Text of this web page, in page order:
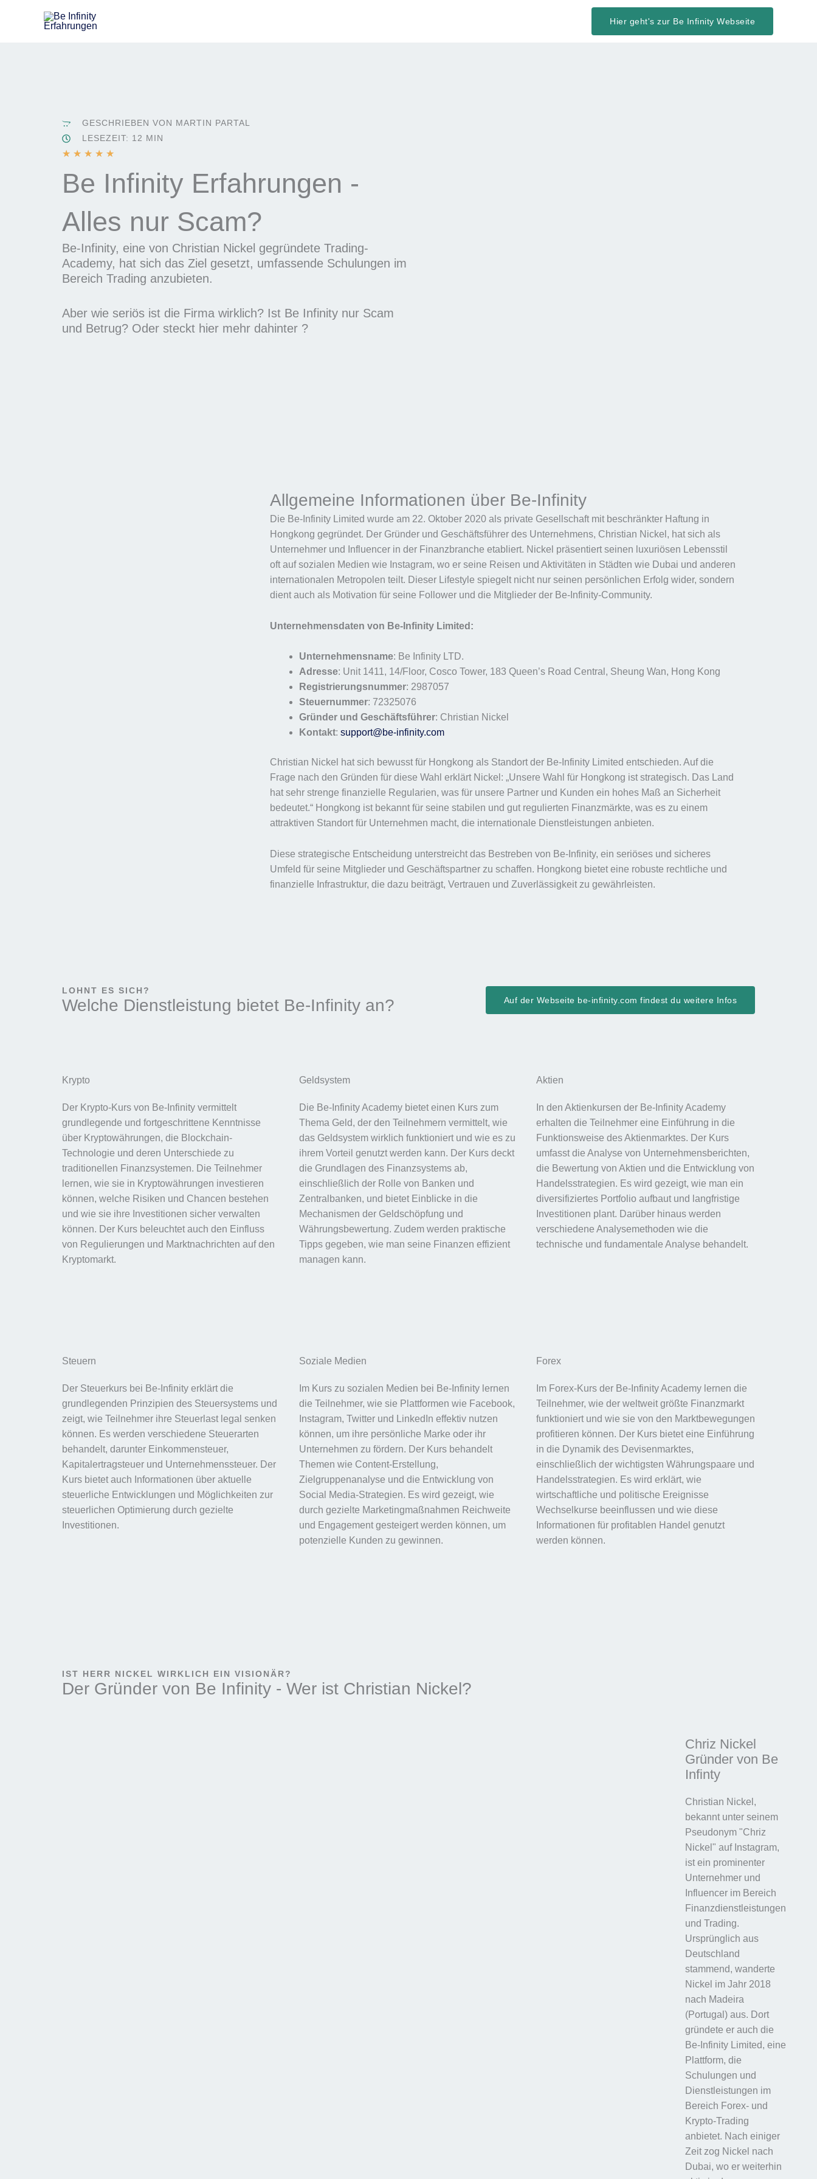
Hier geht's zur Be Infinity Webseite
GESCHRIEBEN VON MARTIN PARTAL
LESEZEIT: 12 MIN
★ ★ ★ ★ ★
w
t
e
m
5
v
Be Infinity Erfahrungen -
Alles nur Scam?
Be-Infinity, eine von Christian Nickel gegründete Trading-
Academy, hat sich das Ziel gesetzt, umfassende Schulungen im
Bereich Trading anzubieten.
Aber wie seriös ist die Firma wirklich? Ist Be Infinity nur Scam
und Betrug? Oder steckt hier mehr dahinter ?
Allgemeine Informationen über Be-Infinity
Die Be-Infinity Limited wurde am 22. Oktober 2020 als private Gesellschaft mit beschränkter Haftung in
Hongkong gegründet. Der Gründer und Geschäftsführer des Unternehmens, Christian Nickel, hat sich als
Unternehmer und Influencer in der Finanzbranche etabliert. Nickel präsentiert seinen luxuriösen Lebensstil
oft auf sozialen Medien wie Instagram, wo er seine Reisen und Aktivitäten in Städten wie Dubai und anderen
internationalen Metropolen teilt. Dieser Lifestyle spiegelt nicht nur seinen persönlichen Erfolg wider, sondern
dient auch als Motivation für seine Follower und die Mitglieder der Be-Infinity-Community.
Unternehmensdaten von Be-Infinity Limited:
Unternehmensname: Be Infinity LTD.
Adresse: Unit 1411, 14/Floor, Cosco Tower, 183 Queen’s Road Central, Sheung Wan, Hong Kong
Registrierungsnummer: 2987057
Steuernummer: 72325076
Gründer und Geschäftsführer: Christian Nickel
Kontakt: support@be-infinity.com
Christian Nickel hat sich bewusst für Hongkong als Standort der Be-Infinity Limited entschieden. Auf die
Frage nach den Gründen für diese Wahl erklärt Nickel: „Unsere Wahl für Hongkong ist strategisch. Das Land
hat sehr strenge finanzielle Regularien, was für unsere Partner und Kunden ein hohes Maß an Sicherheit
bedeutet.“ Hongkong ist bekannt für seine stabilen und gut regulierten Finanzmärkte, was es zu einem
attraktiven Standort für Unternehmen macht, die internationale Dienstleistungen anbieten.
Diese strategische Entscheidung unterstreicht das Bestreben von Be-Infinity, ein seriöses und sicheres
Umfeld für seine Mitglieder und Geschäftspartner zu schaffen. Hongkong bietet eine robuste rechtliche und
finanzielle Infrastruktur, die dazu beiträgt, Vertrauen und Zuverlässigkeit zu gewährleisten.
LOHNT ES SICH?
Welche Dienstleistung bietet Be-Infinity an? Auf der Webseite be-infinity.com findest du weitere Infos
Krypto
Der Krypto-Kurs von Be-Infinity vermittelt
grundlegende und fortgeschrittene Kenntnisse
über Kryptowährungen, die Blockchain-
Technologie und deren Unterschiede zu
traditionellen Finanzsystemen. Die Teilnehmer
lernen, wie sie in Kryptowährungen investieren
können, welche Risiken und Chancen bestehen
und wie sie ihre Investitionen sicher verwalten
können. Der Kurs beleuchtet auch den Einfluss
von Regulierungen und Marktnachrichten auf den
Kryptomarkt.
Geldsystem
Die Be-Infinity Academy bietet einen Kurs zum
Thema Geld, der den Teilnehmern vermittelt, wie
das Geldsystem wirklich funktioniert und wie es zu
ihrem Vorteil genutzt werden kann. Der Kurs deckt
die Grundlagen des Finanzsystems ab,
einschließlich der Rolle von Banken und
Zentralbanken, und bietet Einblicke in die
Mechanismen der Geldschöpfung und
Währungsbewertung. Zudem werden praktische
Tipps gegeben, wie man seine Finanzen effizient
managen kann.
Aktien
In den Aktienkursen der Be-Infinity Academy
erhalten die Teilnehmer eine Einführung in die
Funktionsweise des Aktienmarktes. Der Kurs
umfasst die Analyse von Unternehmensberichten,
die Bewertung von Aktien und die Entwicklung von
Handelsstrategien. Es wird gezeigt, wie man ein
diversifiziertes Portfolio aufbaut und langfristige
Investitionen plant. Darüber hinaus werden
verschiedene Analysemethoden wie die
technische und fundamentale Analyse behandelt.
Steuern
Der Steuerkurs bei Be-Infinity erklärt die
grundlegenden Prinzipien des Steuersystems und
zeigt, wie Teilnehmer ihre Steuerlast legal senken
können. Es werden verschiedene Steuerarten
behandelt, darunter Einkommensteuer,
Kapitalertragsteuer und Unternehmenssteuer. Der
Kurs bietet auch Informationen über aktuelle
steuerliche Entwicklungen und Möglichkeiten zur
steuerlichen Optimierung durch gezielte
Investitionen.
Soziale Medien
Im Kurs zu sozialen Medien bei Be-Infinity lernen
die Teilnehmer, wie sie Plattformen wie Facebook,
Instagram, Twitter und LinkedIn effektiv nutzen
können, um ihre persönliche Marke oder ihr
Unternehmen zu fördern. Der Kurs behandelt
Themen wie Content-Erstellung,
Zielgruppenanalyse und die Entwicklung von
Social Media-Strategien. Es wird gezeigt, wie
durch gezielte Marketingmaßnahmen Reichweite
und Engagement gesteigert werden können, um
potenzielle Kunden zu gewinnen.
Forex
Im Forex-Kurs der Be-Infinity Academy lernen die
Teilnehmer, wie der weltweit größte Finanzmarkt
funktioniert und wie sie von den Marktbewegungen
profitieren können. Der Kurs bietet eine Einführung
in die Dynamik des Devisenmarktes,
einschließlich der wichtigsten Währungspaare und
Handelsstrategien. Es wird erklärt, wie
wirtschaftliche und politische Ereignisse
Wechselkurse beeinflussen und wie diese
Informationen für profitablen Handel genutzt
werden können.
IST HERR NICKEL WIRKLICH EIN VISIONÄR?
Der Gründer von Be Infinity - Wer ist Christian Nickel?
Chriz Nickel
Gründer von Be
Infinty
Christian Nickel,
bekannt unter seinem
Pseudonym "Chriz
Nickel" auf Instagram,
ist ein prominenter
Unternehmer und
Influencer im Bereich
Finanzdienstleistungen
und Trading.
Ursprünglich aus
Deutschland
stammend, wanderte
Nickel im Jahr 2018
nach Madeira
(Portugal) aus. Dort
gründete er auch die
Be-Infinity Limited, eine
Plattform, die
Schulungen und
Dienstleistungen im
Bereich Forex- und
Krypto-Trading
anbietet. Nach einiger
Zeit zog Nickel nach
Dubai, wo er weiterhin